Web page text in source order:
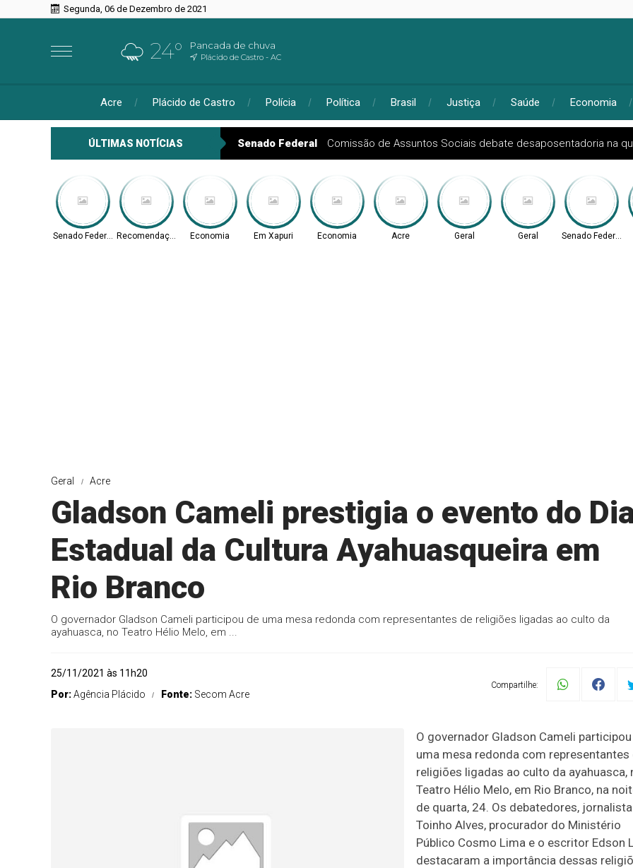
Segunda, 06 de Dezembro de 2021
24° Pancada de chuva
Plácido de Castro - AC
Acre Plácido de Castro Polícia Política Brasil Justiça Saúde Economia
ÚLTIMAS NOTÍCIAS Senado Federal Comissão de Assuntos Sociais debate desaposentadoria na
Senado Federal Recomendação Economia Em Xapuri Economia Acre Geral Geral Senado Federal
Geral Acre
Gladson Cameli prestigia o evento do
Estadual da Cultura Ayahuasqueira em
Rio Branco
O governador Gladson Cameli participou de uma mesa redonda com representantes de religiões ligadas ao culto da
ayahuasca, no Teatro Hélio Melo, em ...
25/11/2021 às 11h20
Por:Agência Plácido Fonte: Secom Acre
Compartilhe:
O governador Gladson Cameli
uma mesa redonda com representantes
religiões ligadas ao culto da ayahuasca,
Teatro Hélio Melo, em Rio Branco, na
de quarta, 24. Os debatedores, jornalista
Toinho Alves, procurador do Ministério
Público Cosmo Lima e o escritor Edson
destacaram a importância dessas